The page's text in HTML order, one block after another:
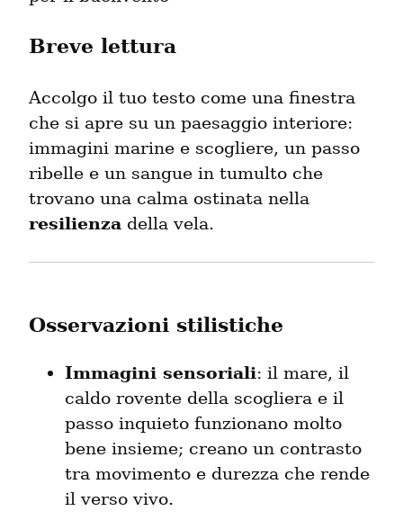
Breve lettura
Accolgo il tuo testo come una finestra
che si apre su un paesaggio interiore:
immagini marine e scogliere, un passo
ribelle e un sangue in tumulto che
resilienza della vela.
Osservazioni stilistiche
Immagini sensoriali: il mare, il
caldo rovente della scogliera e il
passo inquieto funzionano molto
bene insieme; creano un contrasto
tra movimento e durezza che rende
il verso vivo.